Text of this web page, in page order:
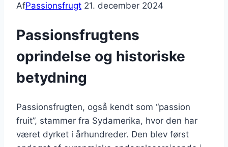
AfPassionsfrugt 21. december 2024
Passionsfrugtens
oprindelse og historiske
betydning
Passionsfrugten, også kendt som “passion
fruit”, stammer fra Sydamerika, hvor den har
været dyrket i århundreder. Den blev først